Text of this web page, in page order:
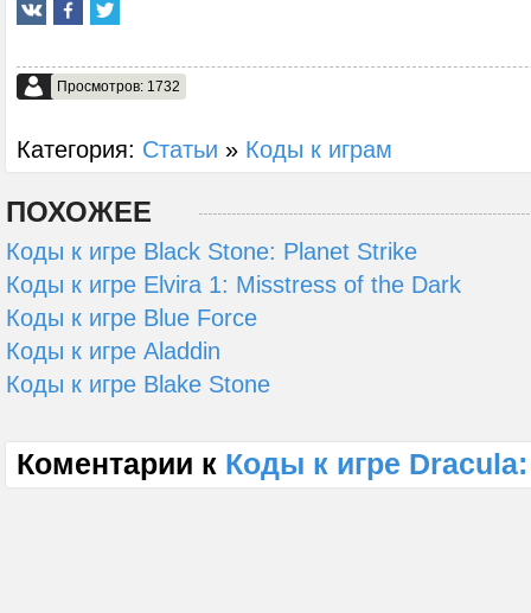
Просмотров: 1732
Категория: Статьи » Коды к играм
ПОХОЖЕЕ
Коды к игре Black Stone: Planet Strike
Коды к игре Elvira 1: Misstress of the Dark
Коды к игре Blue Force
Коды к игре Aladdin
Коды к игре Blake Stone
Коментарии к Коды к игре